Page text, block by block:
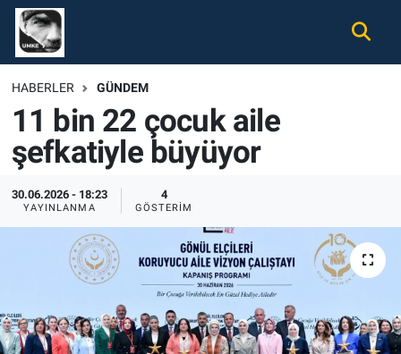
HABERLER GÜNDEM
11 bin 22 çocuk aile
şefkatiyle büyüyor
30.06.2026 - 18:23
YAYINLANMA
4
GÖSTERIM
Gündem
Ekonomi
Spor
Magazin
Tüm Haberler
Künye
Nöbetçi Eczaneler
Hava Durumu
Namaz Vakitleri
Trafik Durumu
Süper Lig Puan Durumu ve Fikstür
Son Dakika Haberleri